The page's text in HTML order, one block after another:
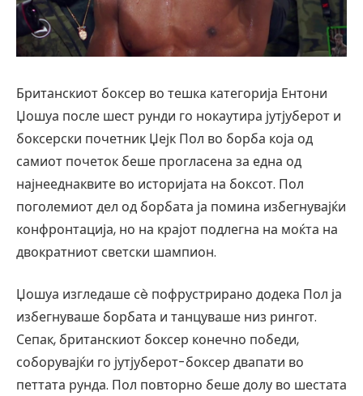
Британскиот боксер во тешка категорија Ентони
Џошуа после шест рунди го нокаутира јутјуберот и
боксерски почетник Џејк Пол во борба која од
самиот почеток беше прогласена за една од
најнееднаквите во историјата на боксот. Пол
поголемиот дел од борбата ја помина избегнувајќи
конфронтација, но на крајот подлегна на моќта на
двократниот светски шампион.
Џошуа изгледаше сè пофрустрирано додека Пол ја
избегнуваше борбата и танцуваше низ рингот.
Сепак, британскиот боксер конечно победи,
соборувајќи го јутјуберот-боксер двапати во
петтата рунда. Пол повторно беше долу во шестата